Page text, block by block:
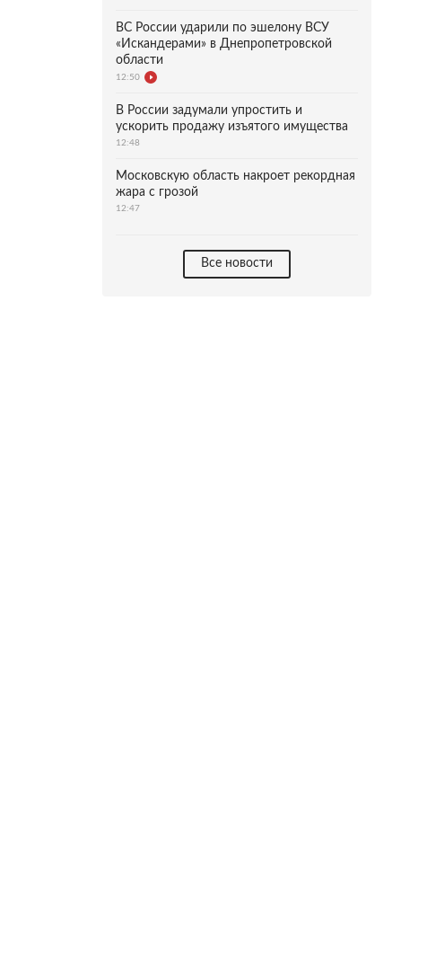
ВС России ударили по эшелону ВСУ
«Искандерами» в Днепропетровской
области
12:50
В России задумали упростить и
ускорить продажу изъятого имущества
12:48
Московскую область накроет рекордная
жара с грозой
12:47
Все новости